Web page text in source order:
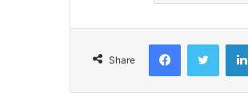
Share
Facebook